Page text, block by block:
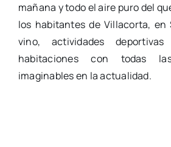
mañana y todo el aire puro del
los habitantes de Villacorta, en
vino, actividades
habitaciones con todas
imaginables en la actualidad.